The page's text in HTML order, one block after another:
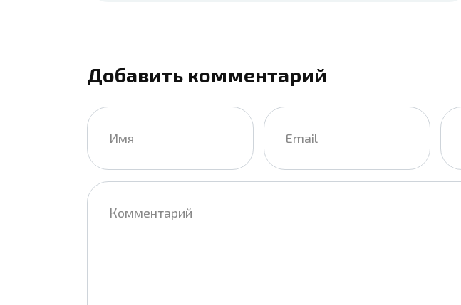
Добавить комментарий
Имя
Email
Сайт
Комментарий